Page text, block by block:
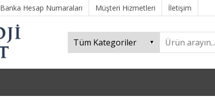
Banka Hesap Numaraları Müşteri Hizmetleri İletişim